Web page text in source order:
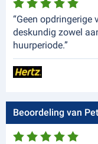
“Geen opdringerige
deskundig zowel
huurperiode.”
Beoordeling van